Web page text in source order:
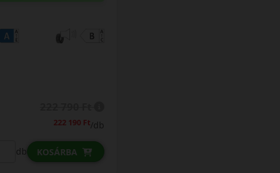
222 190 Ft/db
db KOSÁRBA